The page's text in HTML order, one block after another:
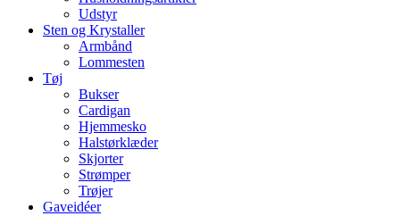
Udstyr
Sten og Krystaller
Armbånd
Lommesten
Tøj
Bukser
Cardigan
Hjemmesko
Halstørklæder
Skjorter
Strømper
Trøjer
Gaveidéer